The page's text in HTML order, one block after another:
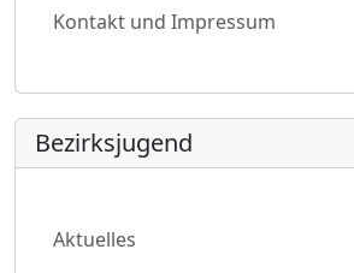
Kontakt und Impressum
Bezirksjugend
Aktuelles